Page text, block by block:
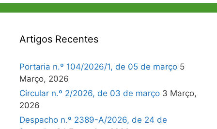
Artigos Recentes
Portaria n.º 104/2026/1, de 05 de março 5
Março, 2026
Circular n.º 2/2026, de 03 de março 3 Março,
2026
Despacho n.º 2389-A/2026, de 24 de